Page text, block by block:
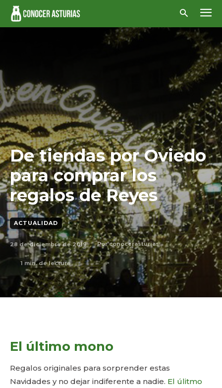
De tiendas por Oviedo
para comprar los
regalos de Reyes
ACTUALIDAD
28 de diciembre de 2019 Por conocerasturias
1 min. de lectura
El último mono
Regalos originales para sorprender estas
Navidades y no dejar indiferente a nadie. El úlitmo